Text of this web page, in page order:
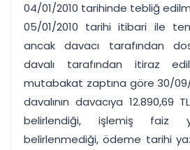
04/01/2010 tarihinde tebliğ
05/01/2010 tarihi itibari ile
ancak davacı tarafından
davalı tarafından itiraz
mutabakat zaptına göre 30/
davalının davacıya 12.890,69
belirlendiği, işlemiş faiz
belirlenmediği, ödeme tarihi